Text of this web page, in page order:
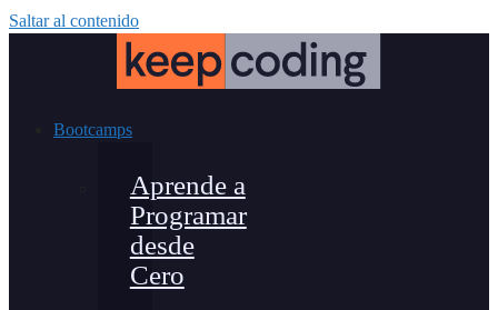
Saltar al contenido
Bootcamps
Aprende a
Programar
desde
Cero